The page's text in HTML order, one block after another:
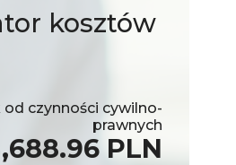
kosztów
czynności cywilno-
prawnych
PLN